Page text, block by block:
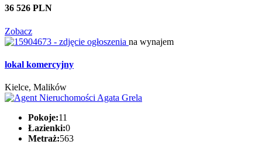
36 526 PLN
Zobacz
na wynajem
lokal komercyjny
Kielce, Malików
Pokoje:11
Łazienki:0
Metraż:563